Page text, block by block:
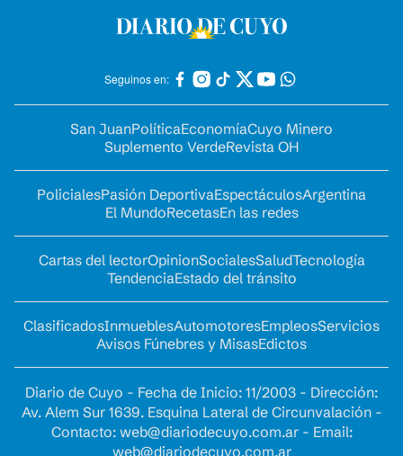
Seguinos en:
San JuanPolíticaEconomíaCuyo Minero
Suplemento VerdeRevista OH
PolicialesPasión DeportivaEspectáculosArgentina
El MundoRecetasEn las redes
Cartas del lectorOpinionSocialesSaludTecnología
TendenciaEstado del tránsito
ClasificadosInmueblesAutomotoresEmpleosServicios
Avisos Fúnebres y MisasEdictos
Diario de Cuyo - Fecha de Inicio: 11/2003 - Dirección:
Av. Alem Sur 1639. Esquina Lateral de Circunvalación -
Contacto: web@diariodecuyo.com.ar- Email:
web@diariodecuyo.com.ar